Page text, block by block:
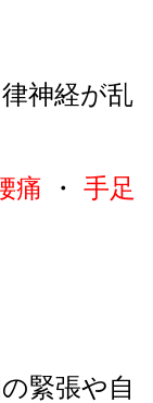
神経が乱
痛 ・ 手足
緊張や自